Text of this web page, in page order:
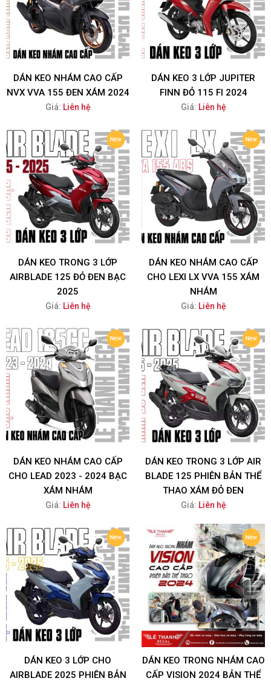
DÁN KEO NHÁM CAO CẤP
NVX VVA 155 ĐEN XÁM 2024
Giá: Liên hệ
DÁN KEO 3 LỚP JUPITER
FINN ĐỎ 115 FI 2024
Giá: Liên hệ
DÁN KEO TRONG 3 LỚP
AIRBLADE 125 ĐỎ ĐEN BẠC
2025
Giá: Liên hệ
DÁN KEO NHÁM CAO CẤP
CHO LEXI LX VVA 155 XÁM
NHÁM
Giá: Liên hệ
DÁN KEO NHÁM CAO CẤP
CHO LEAD 2023 - 2024 BẠC
XÁM NHÁM
Giá: Liên hệ
DÁN KEO TRONG 3 LỚP AIR
BLADE 125 PHIÊN BẢN THỂ
THAO XÁM ĐỎ ĐEN
Giá: Liên hệ
DÁN KEO 3 LỚP CHO
AIRBLADE 2025 PHIÊN BẢN
DÁN KEO TRONG NHÁM CAO
CẤP VISION 2024 BẢN THỂ